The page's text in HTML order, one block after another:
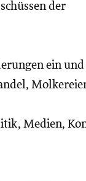
der
ein
Medien,